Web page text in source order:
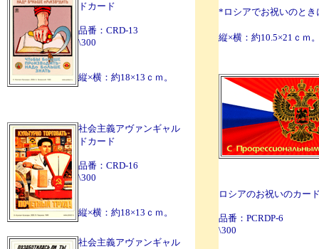
ドカード
品番：CRD-13
\300
縦×横：約18×13ｃｍ。
社会主義アヴァンギャル
ドカード
品番：CRD-16
\300
縦×横：約18×13ｃｍ。
社会主義アヴァンギャル
*ロシアでお祝いのと
縦×横：約10.5×21ｃｍ
ロシアのお祝いのカー
品番：PCRDP-6
\300